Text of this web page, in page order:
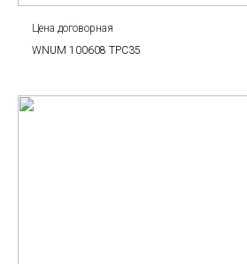
Цена договорная
WNUM 100608 TPC35